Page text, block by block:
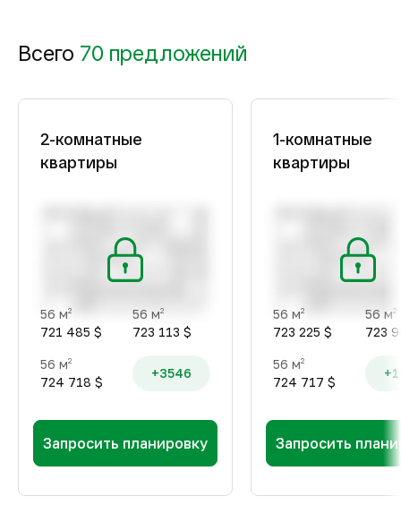
Всего 70 предложений
2-комнатные
квартиры
56 м2
721 485 $
56 м2
723 113 $
56 м2
724 718 $
+3546
Запросить планировку
1-комнатные
квартиры
56 м2
723 225 $
56 м2
723
56 м2
724 717 $
Запросить